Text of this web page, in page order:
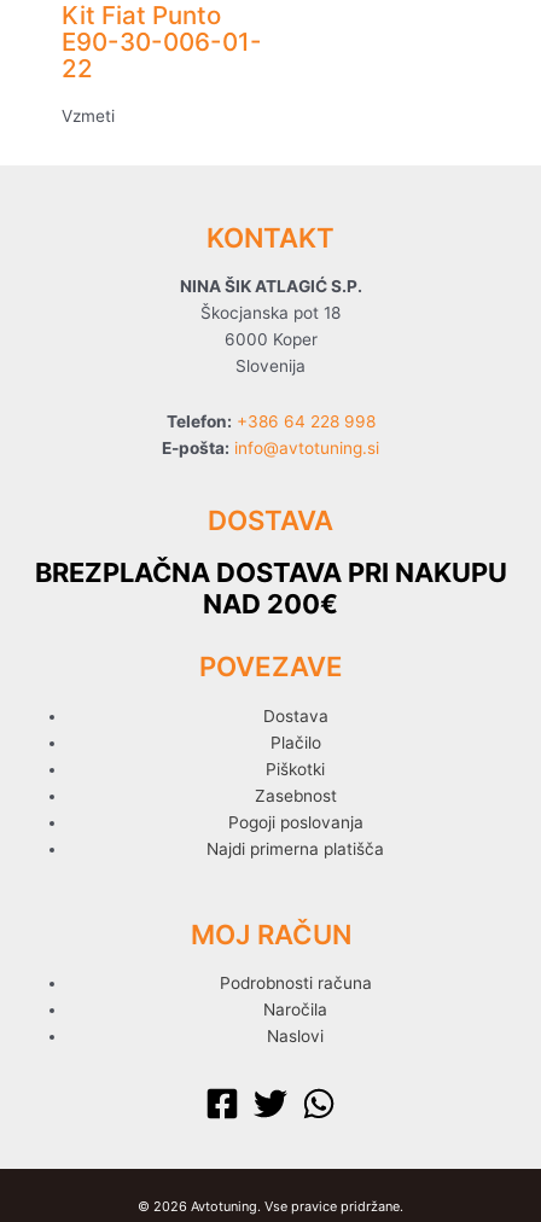
Kit Fiat Punto
E90-30-006-01-
22
Vzmeti
KONTAKT
NINA ŠIK ATLAGIĆ S.P.
Škocjanska pot 18
6000 Koper
Slovenija
Telefon: +386 64 228 998
E-pošta: info@avtotuning.si
DOSTAVA
BREZPLAČNA DOSTAVA PRI NAKUPU
NAD 200€
POVEZAVE
Dostava
Plačilo
Piškotki
Zasebnost
Pogoji poslovanja
Najdi primerna platišča
MOJ RAČUN
Podrobnosti računa
Naročila
Naslovi
© 2026 Avtotuning. Vse pravice pridržane.